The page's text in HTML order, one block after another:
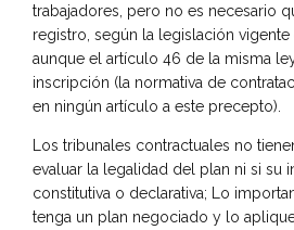
trabajadores, pero no es necesario
registro, según la legislación vigente
aunque el artículo 46 de la misma
inscripción (la normativa de
en ningún artículo a este precepto).
Los tribunales contractuales no
evaluar la legalidad del plan ni si su
constitutiva o declarativa; Lo
tenga un plan negociado y lo